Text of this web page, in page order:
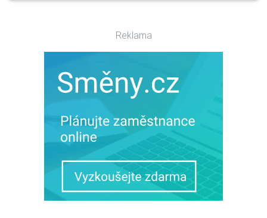
Reklama